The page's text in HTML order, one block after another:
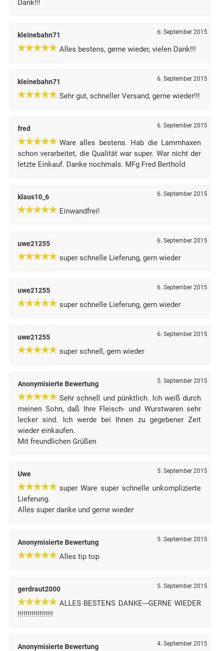
Dank!!!
kleinebahn71 6. September 2015
Alles bestens, gerne wieder, vielen Dank!!!
kleinebahn71 6. September 2015
Sehr gut, schneller Versand, gerne wieder!!!
fred 6. September 2015
Ware alles bestens. Hab die Lammhaxen
schon verarbeitet, die Qualität war super. War nicht der
letzte Einkauf. Danke nochmals. MFg Fred Berthold
klaus10_6 6. September 2015
Einwandfrei!
uwe21255 6. September 2015
super schnelle Lieferung, gern wieder
uwe21255 6. September 2015
super schnelle Lieferung, gern wieder
uwe21255 6. September 2015
super schnell, gern wieder
Anonymisierte Bewertung 5. September 2015
Sehr schnell und pünktlich. Ich weiß durch
meinen Sohn, daß Ihre Fleisch- und Wurstwaren sehr
lecker sind. Ich werde bei Ihnen zu gegebener Zeit
wieder einkaufen.
Mit freundlichen Grüßen
Uwe 5. September 2015
super Ware super schnelle unkomplizierte
Lieferung.
Alles super danke und gerne wieder
Anonymisierte Bewertung 5. September 2015
Alles tip top
gerdraut2000 5. September 2015
ALLES BESTENS DANKE---GERNE WIEDER
!!!!!!!!!!!!!!!!!!
Anonymisierte Bewertung 4. September 2015